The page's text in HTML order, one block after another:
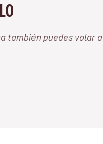
también puedes volar a